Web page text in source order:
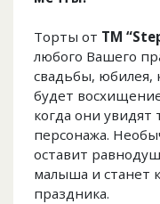
Торты от ТМ
любого Вашего
свадьбы, юбилея,
будет
когда они увидят
персонажа.
оставит
малыша и станет
праздника.